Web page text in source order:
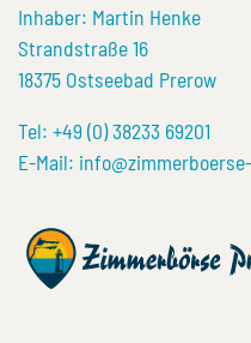
Inhaber: Martin Henke
Strandstraße 16
18375 Ostseebad Prerow
Tel: +49 (0) 38233 69201
E-Mail: